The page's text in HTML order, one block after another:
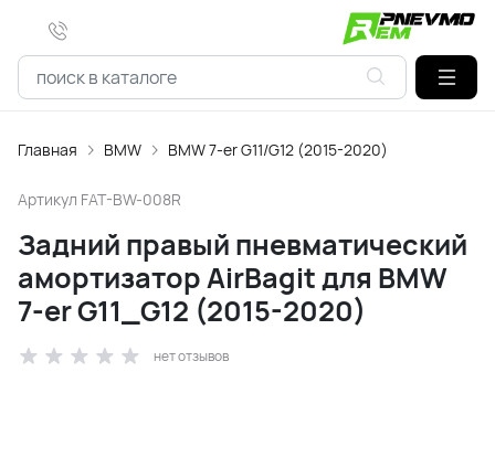
Главная BMW BMW 7-er G11/G12 (2015-2020)
Артикул FAT-BW-008R
Задний правый пневматический
амортизатор AirBagit для BMW
7-er G11_G12 (2015-2020)
нет отзывов